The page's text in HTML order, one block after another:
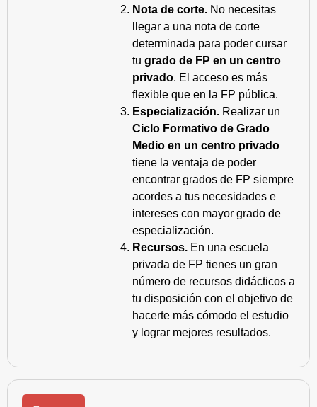
Nota de corte. No necesitas
llegar a una nota de corte
determinada para poder cursar
tu grado de FP en un centro
privado. El acceso es más
flexible que en la FP pública.
Especialización. Realizar un
Ciclo Formativo de Grado
Medio en un centro privado
tiene la ventaja de poder
encontrar grados de FP siempre
acordes a tus necesidades e
intereses con mayor grado de
especialización.
Recursos. En una escuela
privada de FP tienes un gran
número de recursos didácticos a
tu disposición con el objetivo de
hacerte más cómodo el estudio
y lograr mejores resultados.